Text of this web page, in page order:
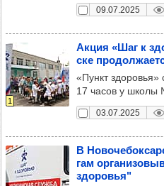
09.07.2025
1
Акция «Шаг к
ске
«Пункт здоровья»
17 часов у школы
03.07.2025
В
гам
здо­ровья"